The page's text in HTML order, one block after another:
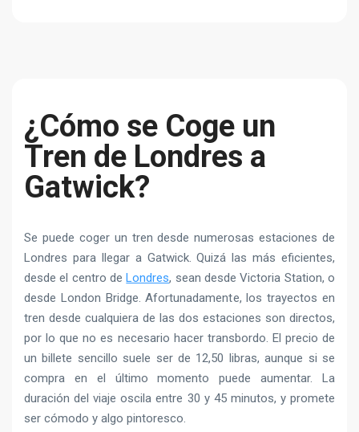
¿Cómo se Coge un
Tren de Londres a
Gatwick?
Se puede coger un tren desde numerosas estaciones de
Londres para llegar a Gatwick. Quizá las más eficientes,
desde el centro deLondres, sean desde Victoria Station, o
desde London Bridge. Afortunadamente, los trayectos en
tren desde cualquiera de las dos estaciones son directos,
por lo que no es necesario hacer transbordo. El precio de
un billete sencillo suele ser de 12,50 libras, aunque si se
compra en el último momento puede aumentar. La
duración del viaje oscila entre 30 y 45 minutos, y promete
ser cómodo y algo pintoresco.